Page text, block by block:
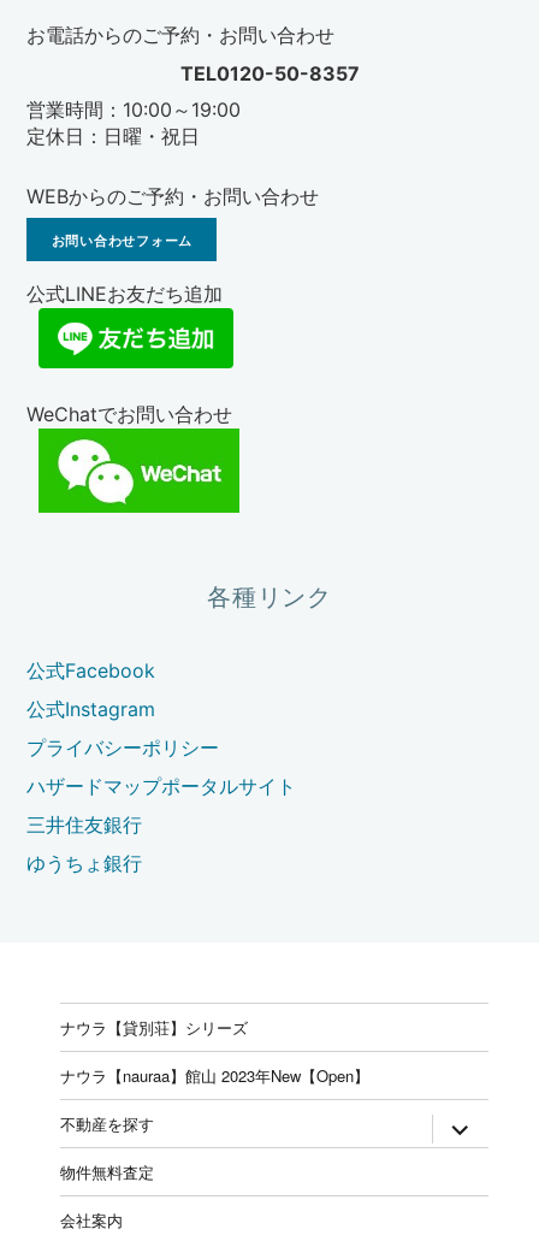
お電話からのご予約・お問い合わせ
TEL0120-50-8357
営業時間：10:00～19:00
定休日：日曜・祝日
WEBからのご予約・お問い合わせ
お問い合わせフォーム
公式LINEお友だち追加
WeChatでお問い合わせ
各種リンク
公式Facebook
公式Instagram
プライバシーポリシー
ハザードマップポータルサイト
三井住友銀行
ゆうちょ銀行
ナウラ【貸別荘】シリーズ
ナウラ【nauraa】館山 2023年New【Open】
不動産を探す expand
child
物件無料査定
会社案内